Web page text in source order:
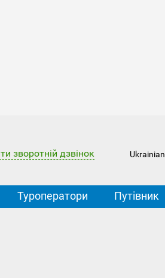
зворотній дзвінок Ukrainian
Туроператори Путівник